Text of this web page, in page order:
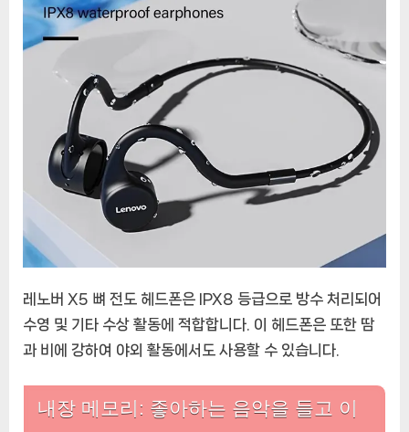
레노버 X5 뼈 전도 헤드폰은 IPX8 등급으로 방수 처리되어
수영 및 기타 수상 활동에 적합합니다. 이 헤드폰은 또한 땀
과 비에 강하여 야외 활동에서도 사용할 수 있습니다.
내장 메모리: 좋아하는 음악을 들고 이